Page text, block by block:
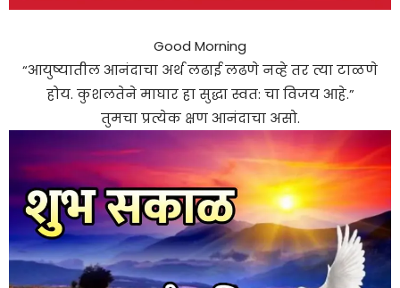
Good Morning
“आयुष्यातील आनंदाचा अर्थ लढाई लढणे नव्हे तर त्या टाळणे
होय. कुशलतेने माघार हा सुद्धा स्वत: चा विजय आहे.”
तुमचा प्रत्येक क्षण आनंदाचा असो.